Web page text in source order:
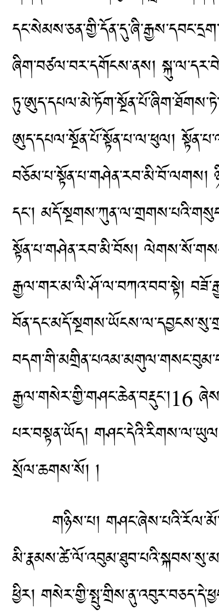
ཞིག་བཙལ་བར་དགོངས་ནས།
ཨུད་དཔལ་སྔོན་པོ་སྟོན་པ་ལ་ཕུལ།
བཅོམ་པ་སྟོན་པ་གཤེན་རབ་མི་བོ་ལགས།
དང་།
སྟོན་པ་གཤེན་རབ་མི་བོས།
རྒྱལ་གར་མ་ལི་ཤོ་ལ་བཀའ་བབ་སྟེ།
རྒྱལ་གསེར་གྱི་གཤང་ཆེན་བརྡུང་།16
པར་བསྟན་ཡོད།
སྲོལ་ཆགས་སོ། །
གཉིས་པ།
ཕྱིར།